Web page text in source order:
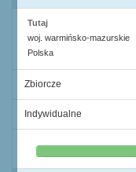
Tutaj
woj. warmińsko-mazurskie
Polska
Zbiorcze
Indywidualne
0,0%